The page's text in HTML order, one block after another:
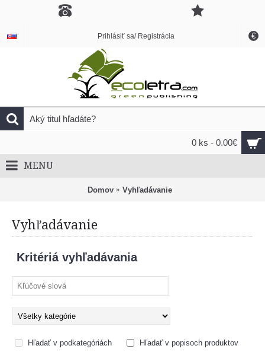
€
Prihlásiť sa/ Registrácia
0 ks - 0.00€
MENU
Domov Vyhľadávanie
Vyhľadávanie
Kritériá vyhľadávania
Hľadať v podkategóriách Hľadať v popisoch produktov